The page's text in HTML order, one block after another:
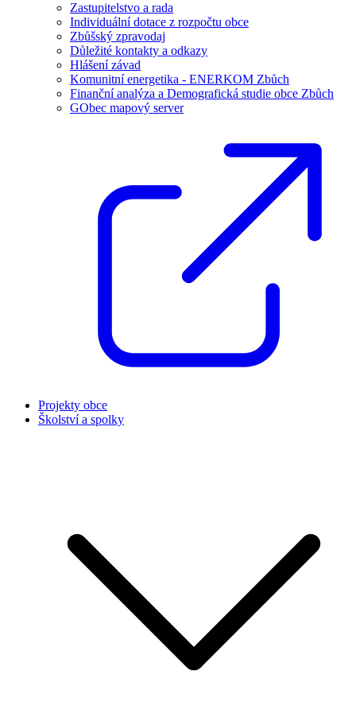
Zastupitelstvo a rada
Individuální dotace z rozpočtu obce
Zbůšský zpravodaj
Důležité kontakty a odkazy
Hlášení závad
Komunitní energetika - ENERKOM Zbůch
Finanční analýza a Demografická studie obce Zbůch
GObec mapový server
Projekty obce
Školství a spolky